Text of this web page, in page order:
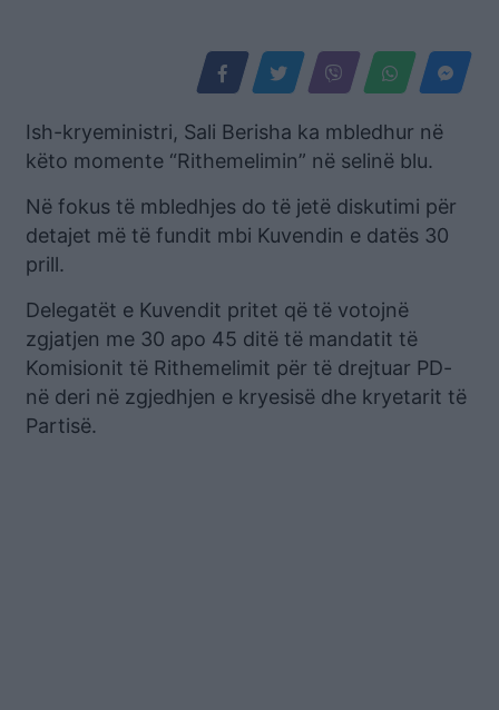
Ish-kryeministri, Sali Berisha ka mbledhur në
këto momente “Rithemelimin” në selinë blu.
Në fokus të mbledhjes do të jetë diskutimi për
detajet më të fundit mbi Kuvendin e datës 30
prill.
Delegatët e Kuvendit pritet që të votojnë
zgjatjen me 30 apo 45 ditë të mandatit të
Komisionit të Rithemelimit për të drejtuar PD-
në deri në zgjedhjen e kryesisë dhe kryetarit të
Partisë.